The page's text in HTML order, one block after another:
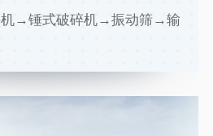
机→锤式破碎机→振动筛→输